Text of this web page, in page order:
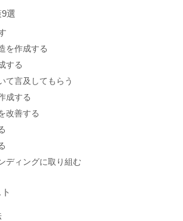
選
を作成する
する
て言及してもらう
成する
改善する
ディングに取り組む